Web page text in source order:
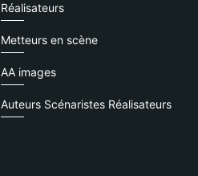
Réalisateurs
Metteurs en scène
AA images
Auteurs Scénaristes Réalisateurs